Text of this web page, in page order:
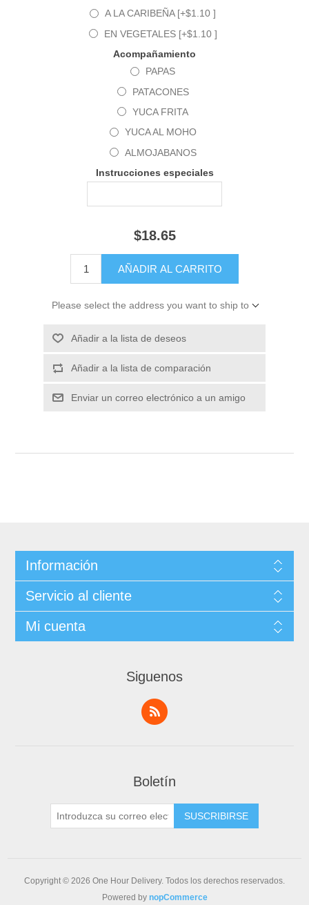
A LA CARIBEÑA [+$1.10 ]
EN VEGETALES [+$1.10 ]
Acompañamiento
PAPAS
PATACONES
YUCA FRITA
YUCA AL MOHO
ALMOJABANOS
Instrucciones especiales
$18.65
Please select the address you want to ship to
Información
Servicio al cliente
Mi cuenta
Siguenos
Boletín
Copyright © 2026 One Hour Delivery. Todos los derechos reservados.
Powered by nopCommerce